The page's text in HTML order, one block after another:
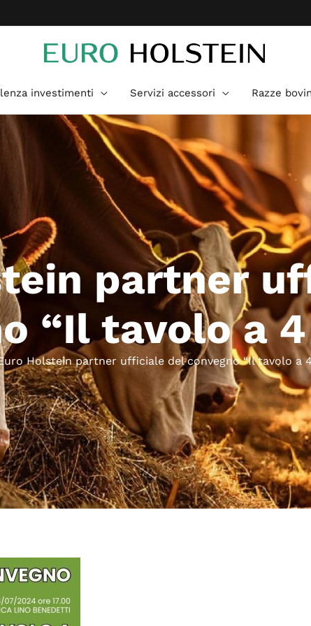
investimenti Servizi accessori Razze
partner
“Il tavolo a
Holstein partner ufficiale del convegno “Il tavolo a